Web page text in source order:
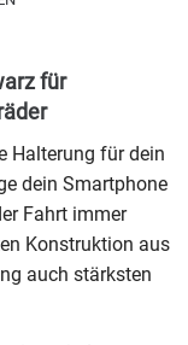
für
Halterung für dein
dein Smartphone
Fahrt immer
Konstruktion aus
auch stärksten